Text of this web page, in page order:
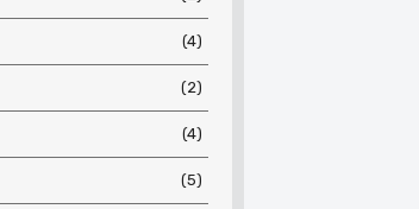
(4)
(2)
(4)
(5)